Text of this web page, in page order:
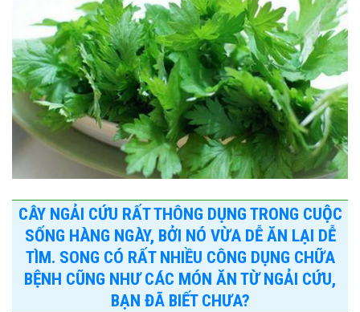
CÂY NGẢI CỨU RẤT THÔNG DỤNG TRONG CUỘC
SỐNG HÀNG NGÀY, BỞI NÓ VỪA DỄ ĂN LẠI DỄ
TÌM. SONG CÓ RẤT NHIỀU CÔNG DỤNG CHỮA
BỆNH CŨNG NHƯ CÁC MÓN ĂN TỪ NGẢI CỨU,
BẠN ĐÃ BIẾT CHƯA?